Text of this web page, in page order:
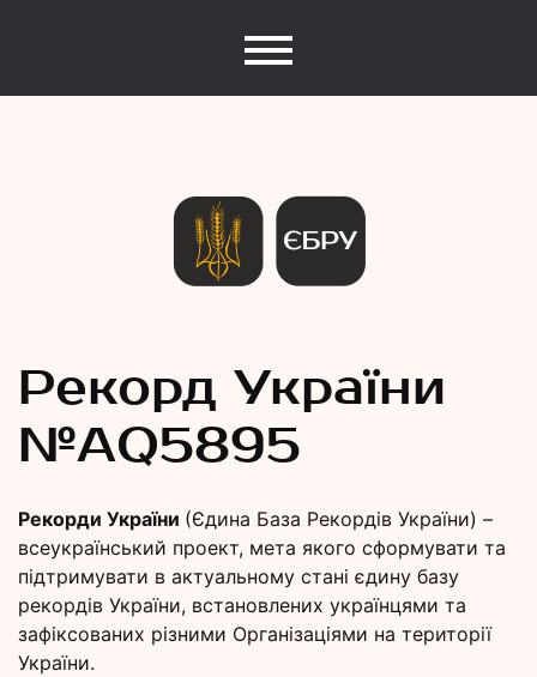
Рекорди
України
Рекорд України
№АQ5895
Рекорди України (Єдина База Рекордів України) –
всеукраїнський проект, мета якого сформувати та
підтримувати в актуальному стані єдину базу
рекордів України, встановлених українцями та
зафіксованих різними Організаціями на території
України.